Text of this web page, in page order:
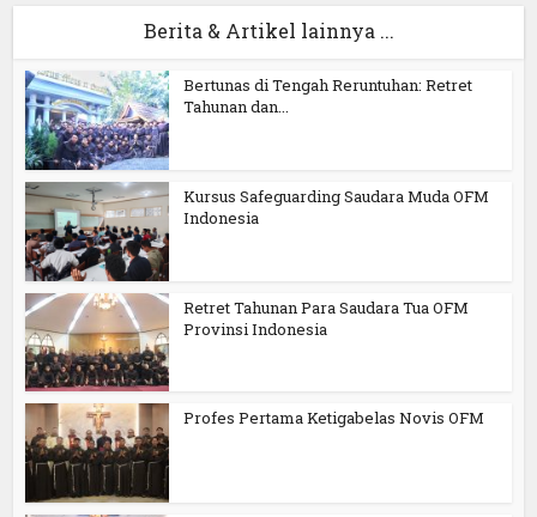
Berita & Artikel lainnya ...
Bertunas di Tengah Reruntuhan: Retret
Tahunan dan...
Kursus Safeguarding Saudara Muda OFM
Indonesia
Retret Tahunan Para Saudara Tua OFM
Provinsi Indonesia
Profes Pertama Ketigabelas Novis OFM